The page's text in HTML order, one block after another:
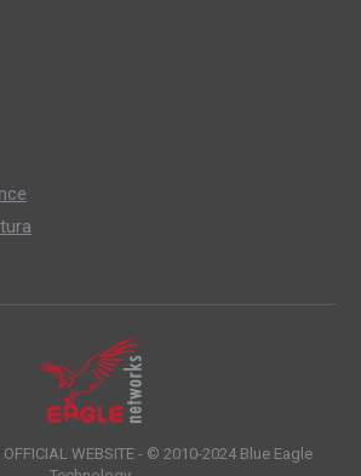
OFFICIAL WEBSITE - © 2010-2024 Blue Eagle